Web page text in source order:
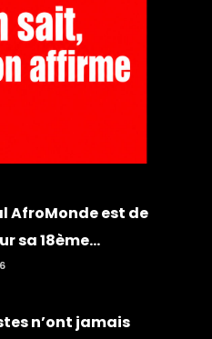
AfroMonde est de
sa 18ème...
n’ont jamais